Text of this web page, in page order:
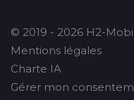
© 2019 - 2026 H2-
Mentions légales
Charte IA
Gérer mon